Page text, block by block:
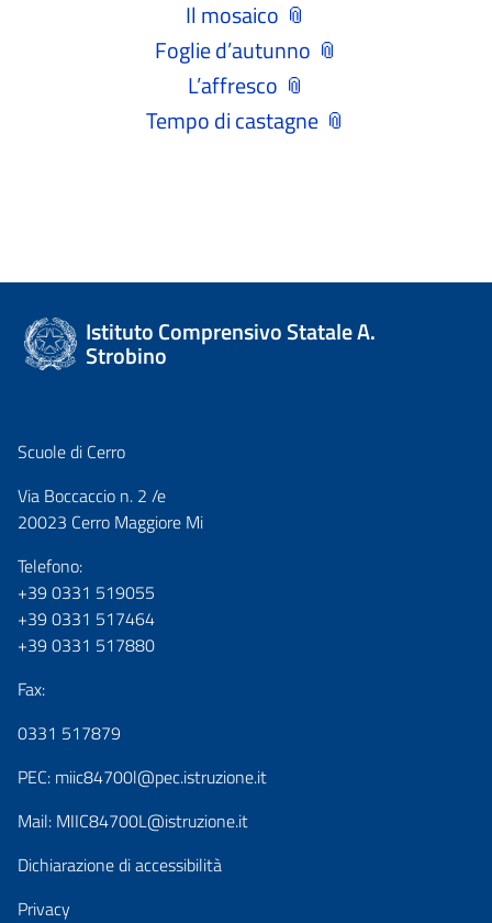
Il mosaico
Foglie d’autunno
L’affresco
Tempo di castagne
Istituto Comprensivo Statale A.
Strobino
Scuole di Cerro
Via Boccaccio n. 2 /e
20023 Cerro Maggiore Mi
Telefono:
+39 0331 519055
+39 0331 517464
+39 0331 517880
Fax:
0331 517879
PEC: miic84700l@pec.istruzione.it
Mail: MIIC84700L@istruzione.it
Dichiarazione di accessibilità
Privacy